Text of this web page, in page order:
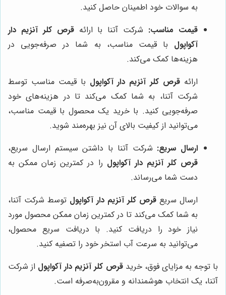
به سوالات خود اطمینان حاصل کنید.
قیمت مناسب: شرکت آتنا با ارائهقرص کلر آنزیم دار
آکواپول با قیمت مناسب، به شما در صرفه‌جویی در
هزینه‌ها کمک می‌کند.
ارائه قرص کلر آنزیم دار آکواپول با قیمت مناسب توسط
شرکت آتنا، به شما کمک می‌کند تا در هزینه‌های خود
صرفه‌جویی کنید. با خرید یک محصول با قیمت مناسب،
می‌توانید از کیفیت بالای آن نیز بهره‌مند شوید.
ارسال سریع: شرکت آتنا با داشتن سیستم ارسال سریع،
قرص کلر آنزیم دار آکواپول را در کمترین زمان ممکن به
دست شما می‌رساند.
ارسال سریع قرص کلر آنزیم دار آکواپول توسط شرکت آتنا،
به شما کمک می‌کند تا در کمترین زمان ممکن محصول مورد
نیاز خود را دریافت کنید. با دریافت سریع محصول،
می‌توانید به سرعت آب استخر خود را تصفیه کنید.
با توجه به مزایای فوق، خریدقرص کلر آنزیم دار آکواپول از شرکت
آتنا، یک انتخاب هوشمندانه و مقرون‌به‌صرفه است.